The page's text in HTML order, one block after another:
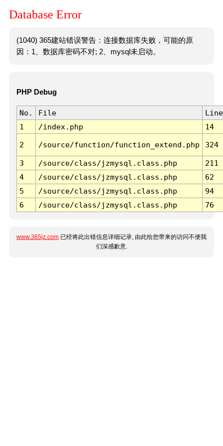
Database Error
(1040) 365建站错误警告：连接数据库失败，可能的原
因：1、数据库密码不对; 2、mysql未启动。
PHP Debug
No. File
Line
1
/index.php 14
2 /source/function/function_extend.php 324
3 /source/class/jzmysql.class.php
211
4
/source/class/jzmysql.class.php
62
5
/source/class/jzmysql.class.php
94
6
/source/class/jzmysql.class.php 76
www.365jz.com 已经将此出错信息详细记录, 由此给您带来的访问不便我
们深感歉意.